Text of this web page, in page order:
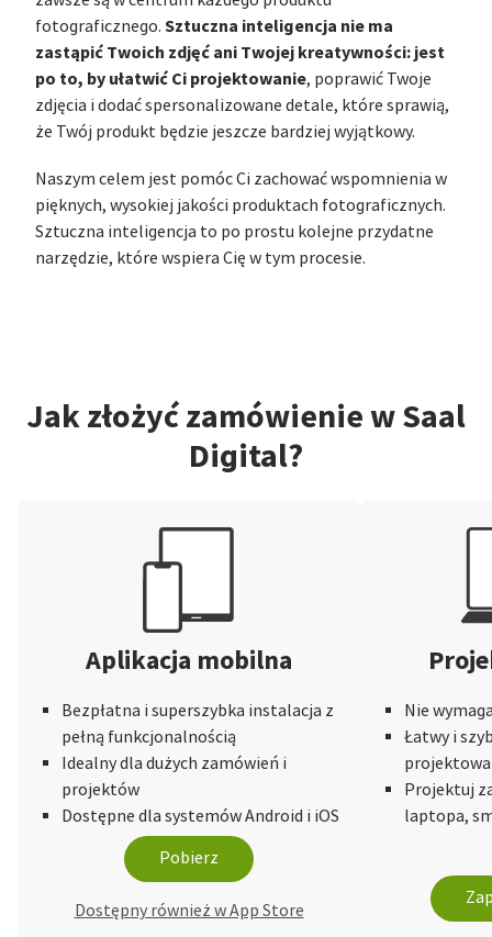
fotograficznego. Sztuczna inteligencja nie ma
zastąpić Twoich zdjęć ani Twojej kreatywności: jest
po to, by ułatwić Ci projektowanie, poprawić Twoje
zdjęcia i dodać spersonalizowane detale, które sprawią,
że Twój produkt będzie jeszcze bardziej wyjątkowy.
Naszym celem jest pomóc Ci zachować wspomnienia w
pięknych, wysokiej jakości produktach fotograficznych.
Sztuczna inteligencja to po prostu kolejne przydatne
narzędzie, które wspiera Cię w tym procesie.
Jak złożyć zamówienie w Saal
Digital?
Aplikacja mobilna
Bezpłatna i superszybka instalacja z
pełną funkcjonalnością
Idealny dla dużych zamówień i
projektów
Dostępne dla systemów Android i iOS
Pobierz
Dostępny również w App Store
Nie
Łatwy i
Projektuj
laptopa,